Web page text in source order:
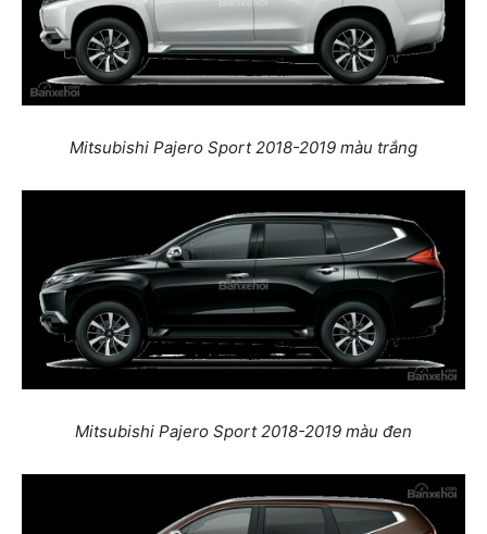
Mitsubishi Pajero Sport 2018-2019 màu trắng
Mitsubishi Pajero Sport 2018-2019 màu đen